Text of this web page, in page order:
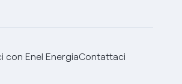
con Enel EnergiaContattaci